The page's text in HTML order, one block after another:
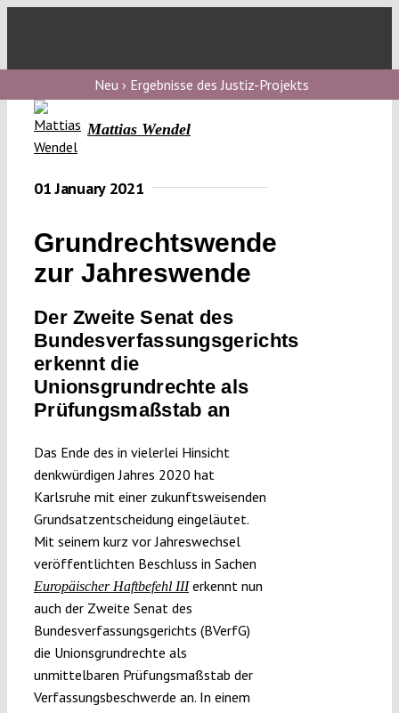
Neu › Ergebnisse des Justiz-Projekts
Mattias Wendel
01 January 2021
Grundrechtswende
zur Jahreswende
Der Zweite Senat des
Bundesverfassungsgerichts
erkennt die
Unionsgrundrechte als
Prüfungsmaßstab an
Das Ende des in vielerlei Hinsicht
denkwürdigen Jahres 2020 hat
Karlsruhe mit einer zukunftsweisenden
Grundsatzentscheidung eingeläutet.
Mit seinem kurz vor Jahreswechsel
veröffentlichten Beschluss in Sachen
Europäischer Haftbefehl IIIerkennt nun
auch der Zweite Senat des
Bundesverfassungsgerichts (BVerfG)
die Unionsgrundrechte als
unmittelbaren Prüfungsmaßstab der
Verfassungsbeschwerde an. In einem